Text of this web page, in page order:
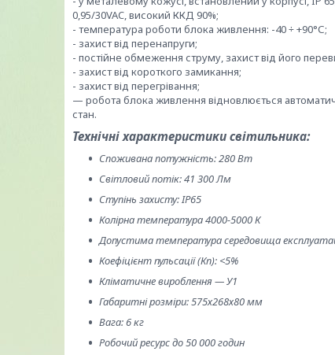
0,95/30VAC, високий ККД 90%;
- температура роботи блока живлення: -40 ÷ +90°С;
- захист від перенапруги;
- постійне обмеження струму, захист від його
- захист від короткого замикання;
- захист від перегрівання;
— робота блока живлення відновлюється
стан.
Технічні характеристики світильника:
Споживана потужність: 280 Вт
Світловий потік: 41 300 Лм
Ступінь захисту: IP65
Колірна температура 4000-5000 К
Допустима температура середовища
Коефіцієнт пульсації (Кп): <5%
Кліматичне вироблення — У1
Габаритні розміри: 575х268х80 мм
Вага: 6 кг
Робочий ресурс до 50 000 годин